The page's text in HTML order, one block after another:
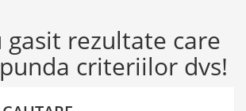
gasit rezultate care
criteriilor dvs!